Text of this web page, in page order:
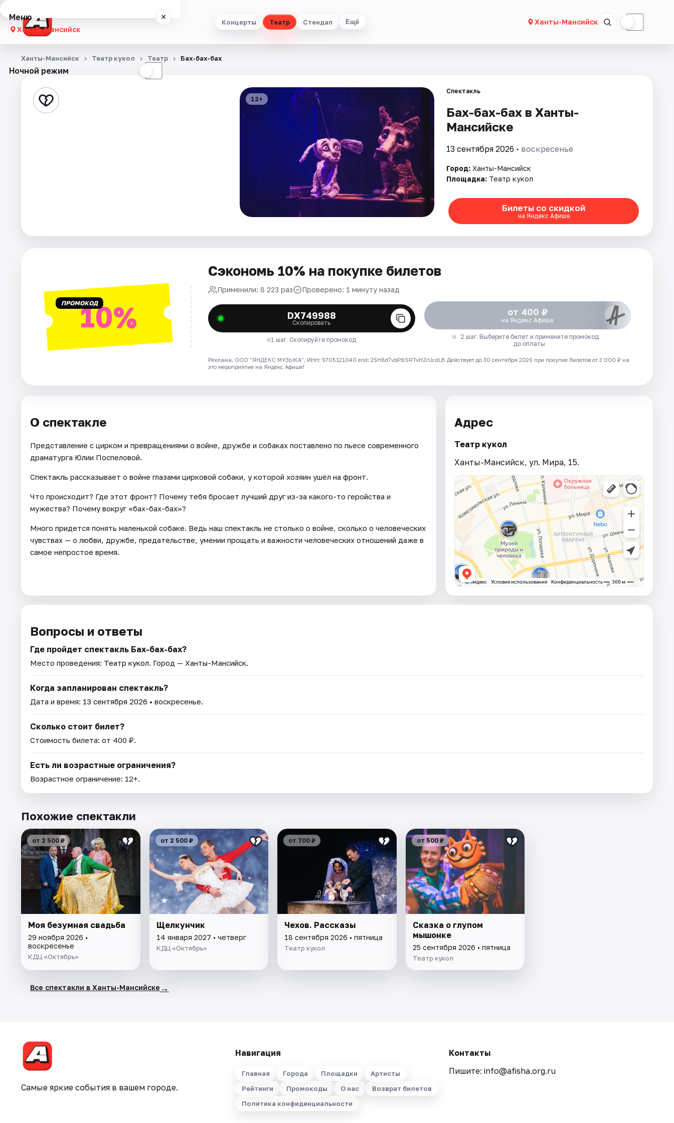
Концерты Театр Стендап Ещё Ханты-Мансийск ☾
Меню ×
Ханты-Мансийск
Концерты
Стендап
Ночной режим ☾
Ханты-Мансийск Театр кукол Театр Бах-бах-бах
12+
Спектакль
Бах-бах-бах в Ханты-
Мансийске
13 сентября 2026 • воскресенье
Город: Ханты-Мансийск
Площадка: Театр кукол
Билеты со скидкой
на Яндекс Афише
ПРОМОКОД10%
Сэкономь 10% на покупке билетов
Применили: 8 223 раз Проверено: 1 минуту назад
DX749988
Скопировать
1 шаг. Скопируйте промокод
от 400 ₽
на Яндекс Афише
2 шаг. Выберите билет и примените промокод
до оплаты
Реклама. ООО "ЯНДЕКС МУЗЫКА", ИНН: 9705121040 erid: 25H8d7vbP8SRTvHZrUcdLB Действует до 30 сентября 2026 при покупке билетов от 3 000 ₽ на
это мероприятие на Яндекс Афише!
О спектакле
Представление с цирком и превращениями о войне, дружбе и собаках поставлено по пьесе современного
драматурга Юлии Поспеловой.
Спектакль рассказывает о войне глазами цирковой собаки, у которой хозяин ушёл на фронт.
Что происходит? Где этот фронт? Почему тебя бросает лучший друг из-за какого-то геройства и
мужества? Почему вокруг «бах-бах-бах»?
Много придется понять маленькой собаке. Ведь наш спектакль не столько о войне, сколько о человеческих
чувствах — о любви, дружбе, предательстве, умении прощать и важности человеческих отношений даже в
самое непростое время.
Адрес
Театр кукол
Ханты-Мансийск, ул. Мира, 15.
Вопросы и ответы
Где пройдет спектакль Бах-бах-бах?
Место проведения: Театр кукол. Город — Ханты-Мансийск.
Когда запланирован спектакль?
Дата и время: 13 сентября 2026 • воскресенье.
Сколько стоит билет?
Стоимость билета: от 400 ₽.
Есть ли возрастные ограничения?
Возрастное ограничение: 12+.
Похожие спектакли
от 2 500 ₽
Моя безумная свадьба
29 ноября 2026 •
воскресенье
КДЦ «Октябрь»
от 2 500 ₽
Щелкунчик
14 января 2027 • четверг
КДЦ «Октябрь»
от 700 ₽
Чехов. Рассказы
18 сентября 2026 • пятница
Театр кукол
от 500 ₽
Сказка о глупом
мышонке
25 сентября 2026 • пятница
Театр кукол
Все спектакли в Ханты-Мансийске →
Самые яркие события в вашем городе.
Навигация
Главная Города Площадки
Артисты
Рейтинги
Промокоды О нас
Возврат билетов
Политика конфиденциальности
Контакты
Пишите: info@afisha.org.ru